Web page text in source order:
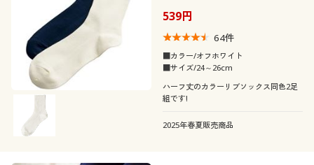
539円
64件
■カラー/オフホワイト
■サイズ/24～26cm
ハーフ丈のカラーリブソックス同色2足
組です!
2025年春夏販売商品